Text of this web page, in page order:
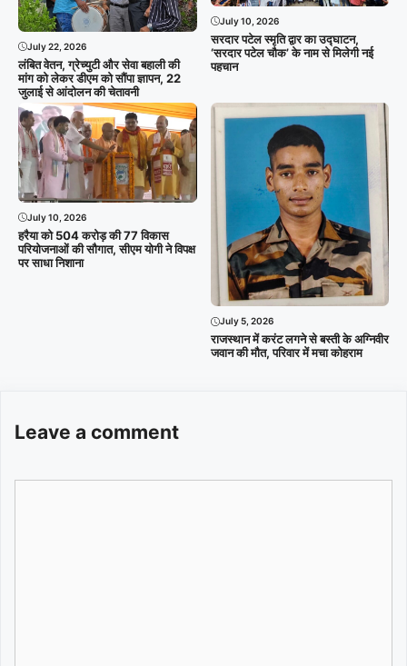
July 22, 2026
लंबित वेतन, ग्रेच्युटी और सेवा बहाली की
मांग को लेकर डीएम को सौंपा ज्ञापन, 22
जुलाई से आंदोलन की चेतावनी
July 10, 2026
सरदार पटेल स्मृति द्वार का उद्घाटन,
‘सरदार पटेल चौक’ के नाम से मिलेगी नई
पहचान
July 10, 2026
हरैया को 504 करोड़ की 77 विकास
परियोजनाओं की सौगात, सीएम योगी ने विपक्ष
पर साधा निशाना
July 5, 2026
राजस्थान में करंट लगने से बस्ती के अग्निवीर
जवान की मौत, परिवार में मचा कोहराम
Leave a comment